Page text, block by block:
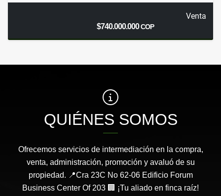
Venta
$740.000.000COP
QUIÉNES SOMOS
Ofrecemos servicios de intermediación en la compra,
venta, administración, promoción y avaluó de su
propiedad. 📍Cra 23C No 62-06 Edificio Forum
Business Center Of 203 🏢 ¡Tu aliado en finca raíz!